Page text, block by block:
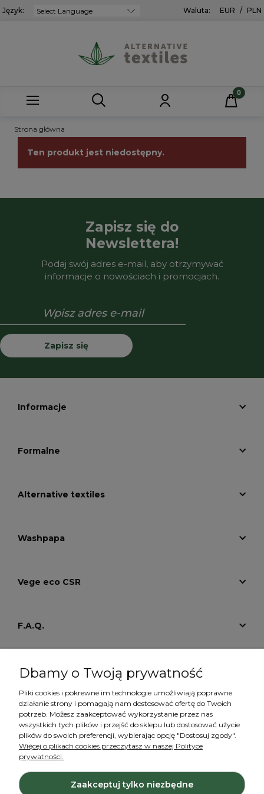
Język: Waluta: EUR / PLN
Strona główna
Ten produkt jest niedostępny.
Zapisz się do
Newslettera!
Podaj swój adres e-mail, aby otrzymywać
informacje o nowościach i promocjach.
Zapisz się
Informacje
Formalne
Alternative textiles
Washpapa
Vege eco CSR
F.A.Q.
Tutoriale
Konto
Dbamy o Twoją prywatność
Pliki cookies i pokrewne im technologie umożliwiają poprawne
działanie strony i pomagają nam dostosować ofertę do Twoich
potrzeb. Możesz zaakceptować wykorzystanie przez nas
wszystkich tych plików i przejść do sklepu lub dostosować użycie
plików do swoich preferencji, wybierając opcję "Dostosuj zgody".
Więcej o plikach cookies przeczytasz w naszej Polityce
prywatności.
Zaakceptuj tylko niezbędne